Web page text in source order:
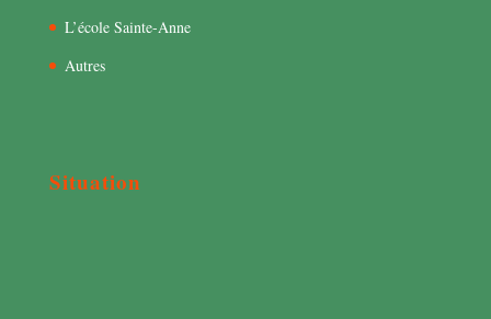
L’école Sainte-Anne
Autres
Situation